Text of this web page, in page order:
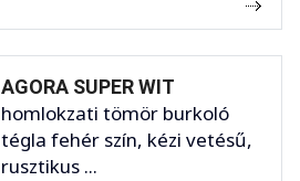
AGORA SUPER WIT
homlokzati tömör burkoló
tégla fehér szín, kézi vetésű,
rusztikus ...